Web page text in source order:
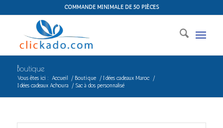
COMMANDE MINIMALE DE 50 PIÈCES
Boutique
Vous êtes ici : Accueil / Boutique / Idées cadeaux Maroc
/
Idées cadeaux Achoura
/ Sac à dos personnalisé